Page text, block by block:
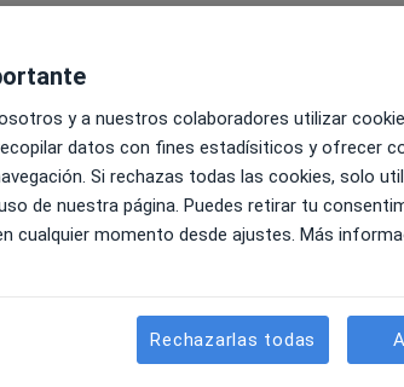
y a nuestros colaboradores utilizar
datos con fines estadísiticos y ofrecer
Si rechazas todas las cookies, solo
de nuestra página. Puedes retirar tu
cualquier momento desde ajustes. Más
Rechazarlas todas